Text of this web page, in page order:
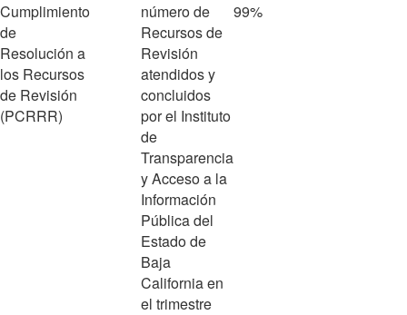
Cumplimiento
de
Resolución a
los Recursos
de Revisión
(PCRRR)
número de
Recursos de
Revisión
atendidos y
concluidos
por el Instituto
de
Transparencia
y Acceso a la
Información
Pública del
Estado de
Baja
California en
el trimestre
99%